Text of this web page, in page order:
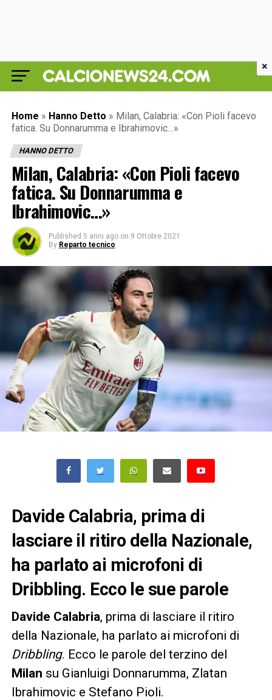
Home » Hanno Detto » Milan, Calabria: «Con Pioli facevo
fatica. Su Donnarumma e Ibrahimovic…»
HANNO DETTO
Milan, Calabria: «Con Pioli facevo
fatica. Su Donnarumma e
Ibrahimovic…»
Published 5 anni ago on 9 Ottobre 2021
By Reparto tecnico
Davide Calabria, prima di
lasciare il ritiro della Nazionale,
ha parlato ai microfoni di
Dribbling. Ecco le sue parole
Davide Calabria, prima di lasciare il ritiro
della Nazionale, ha parlato ai microfoni di
Dribbling. Ecco le parole del terzino del
Milan su Gianluigi Donnarumma, Zlatan
Ibrahimovic e Stefano Pioli.
×